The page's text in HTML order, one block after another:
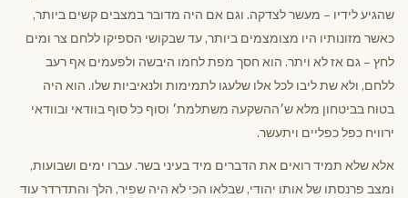
שהגיע לידיו – מעשר לצדקה. וגם אם היה מדובר במצבים קשים ביותר,
כאשר מזונותיו היו מצומצמים ביותר, עד שבקושי הספיקו ללחם צר ומים
לחץ – גם אז לא ויתר. הוא חסך מפת לחמו היבשה ולפעמים אף רעב
ללחם, ולא שת ליבו לכל אלו שלעגו לתמימות ולנאיביות שלו. הוא היה
בטוח בביטחון מלא ש׳ההשקעה משתלמת׳ וסוף כל סוף בוודאי ובוודאי
ירוויח כפל כפליים ויתעשר.
אלא שלא תמיד רואים את הדברים מיד בעיני בשר. עברו ימים ושבועות,
ומצב פרנסתו של אותו יהודי, שבלאו הכי לא היה שפיר, הלך והתדרדר עוד